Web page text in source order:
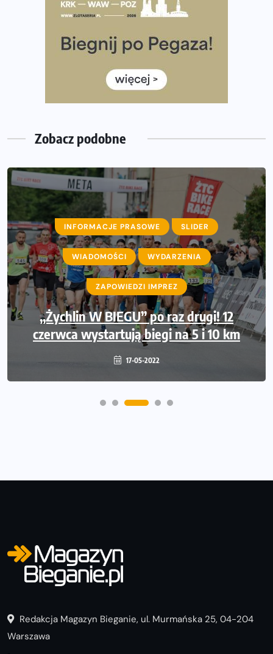
Rozbiegany Olsztyn szykuje się na weekend z
Już w tę sobotę 35. Bieg Powstania Warszawskiego.
Wystartuje rekordowa liczba uczestników
35. Bieg Powstania Warszawskiego – praktyczny
poradnik przed startem
Zobacz podobne
INFORMACJE PRASOWE SLIDER
WIADOMOŚCI WYDARZENIA
ZAPOWIEDZI IMPREZ
„Żychlin W BIEGU” po raz drugi! 12
czerwca wystartują biegi na 5 i 10 km
17-05-2022
Redakcja Magazyn Bieganie, ul. Murmańska 25, 04-204
Warszawa